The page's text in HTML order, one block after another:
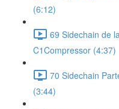
(6:12)
69 Sidechain de
C1Compressor (4:37)
70 Sidechain
(3:44)